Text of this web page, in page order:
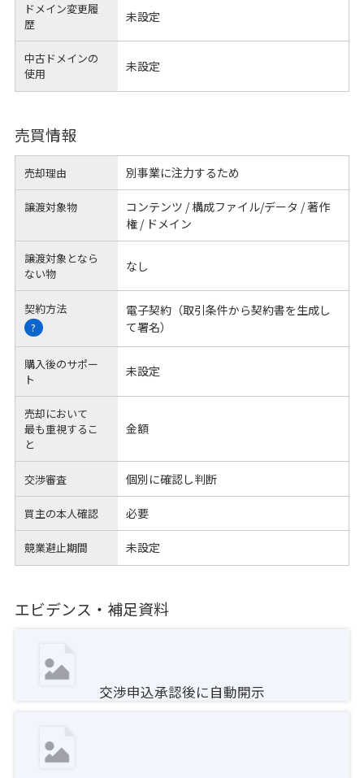
ドメイン変更履
歴
未設定
中古ドメインの
使用
未設定
売買情報
売却理由 別事業に注力するため
譲渡対象物
コンテンツ / 構成ファイル/データ / 著作
権 / ドメイン
譲渡対象となら
ない物
なし
契約方法
?
電子契約（取引条件から契約書を生成し
て署名）
購入後のサポー
ト
未設定
売却において
最も重視するこ
と
金額
交渉審査 個別に確認し判断
買主の本人確認 必要
競業避止期間 未設定
エビデンス・補足資料
交渉申込承認後に自動開示